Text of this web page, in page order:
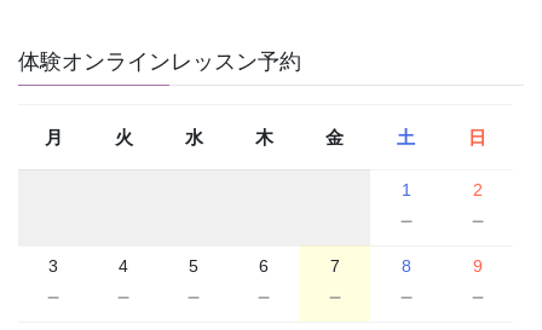
体験オンラインレッスン予約
月 火 水 木 金 土 日
1
－
2
－
3
－
4
－
5
－
6
－
7
－
8
－
9
－